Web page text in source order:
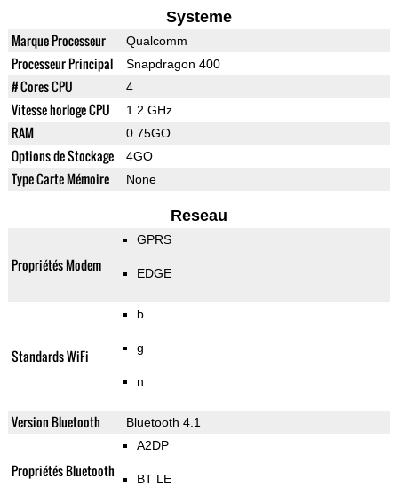
Systeme
Marque Processeur Qualcomm
Processeur Principal Snapdragon 400
# Cores CPU 4
Vitesse horloge CPU 1.2 GHz
RAM 0.75GO
Options de Stockage 4GO
Type Carte Mémoire None
Reseau
Propriétés Modem
GPRS
EDGE
Standards WiFi
b
g
n
Version Bluetooth Bluetooth 4.1
Propriétés Bluetooth
A2DP
BT LE